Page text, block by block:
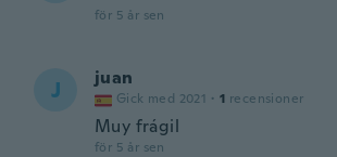
för 5 år sen
J juan
Gick med 2021 · 1 recensioner
Muy frágil
för 5 år sen